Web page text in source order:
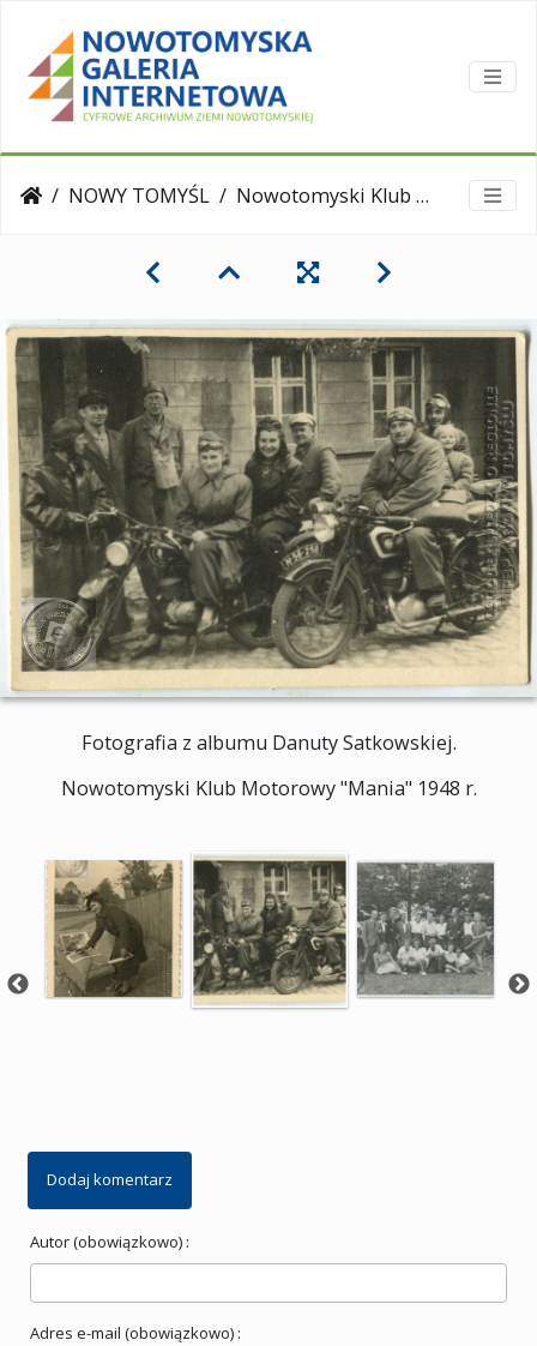
NOWY TOMYŚL Nowotomyski Klub Motorowy "Mania" 1948 r.
Fotografia z albumu Danuty Satkowskiej.
Nowotomyski Klub Motorowy "Mania" 1948 r.
Dodaj komentarz
Autor (obowiązkowo) :
Adres e-mail (obowiązkowo) :